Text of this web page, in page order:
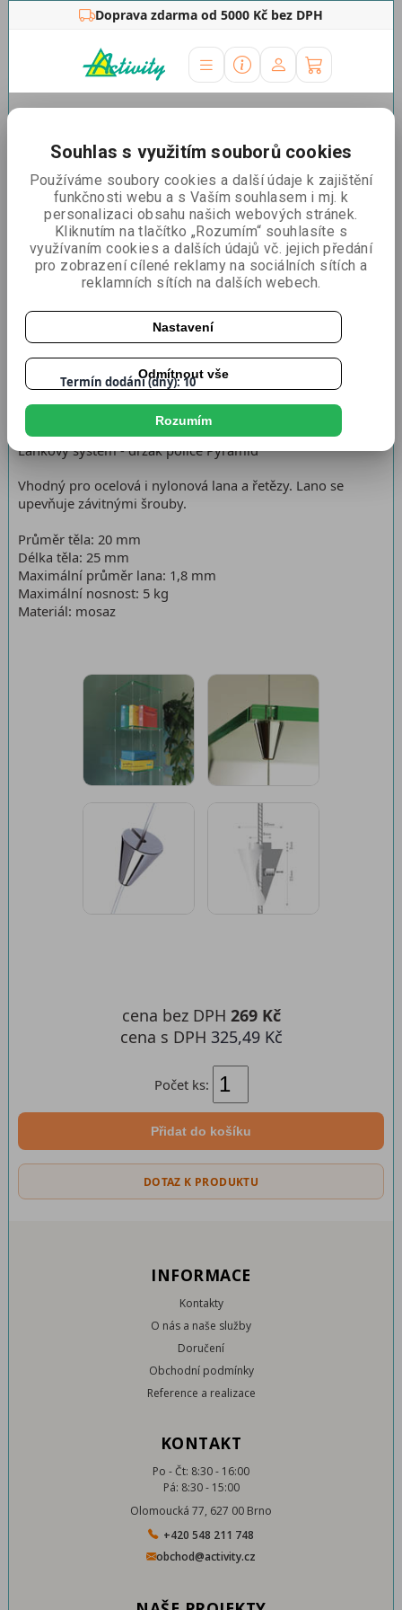
Doprava zdarma od 5000 Kč bez DPH
Držák police Pyramid
Katalogové číslo:YP2025AR
Termín dodání (dny): 10
Lankový systém - držák police Pyramid
Vhodný pro ocelová i nylonová lana a řetězy. Lano se
upevňuje závitnými šrouby.
Průměr těla: 20 mm
Délka těla: 25 mm
Maximální průměr lana: 1,8 mm
Maximální nosnost: 5 kg
Materiál: mosaz
Počet ks:
Přidat do košíku
cena bez DPH 269 Kč
cena s DPH 325,49 Kč
DOTAZ K PRODUKTU
INFORMACE
Kontakty
O nás a naše služby
Doručení
Obchodní podmínky
Reference a realizace
KONTAKT
Po - Čt: 8:30 - 16:00
Pá: 8:30 - 15:00
Olomoucká 77, 627 00 Brno
+420 548 211 748
obchod@activity.cz
Souhlas s využitím souborů cookies
Používáme soubory cookies a další údaje k zajištění
funkčnosti webu a s Vaším souhlasem i mj. k
personalizaci obsahu našich webových stránek.
Kliknutím na tlačítko „Rozumím“ souhlasíte s
využívaním cookies a dalších údajů vč. jejich předání
pro zobrazení cílené reklamy na sociálních sítích a
reklamních sítích na dalších webech.
Nastavení
Odmítnout vše
Rozumím